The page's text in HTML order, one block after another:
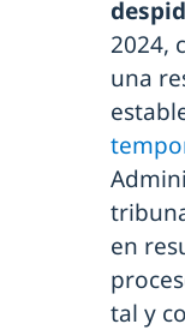
2024,
una
en
tal y